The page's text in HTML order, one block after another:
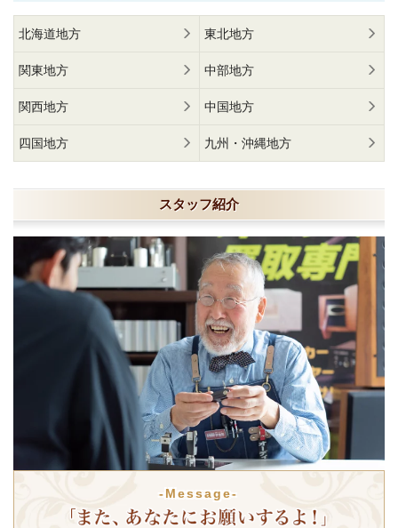
北海道地方 東北地方
関東地方 中部地方
関西地方 中国地方
四国地方 九州・沖縄地方
スタッフ紹介
-Message-